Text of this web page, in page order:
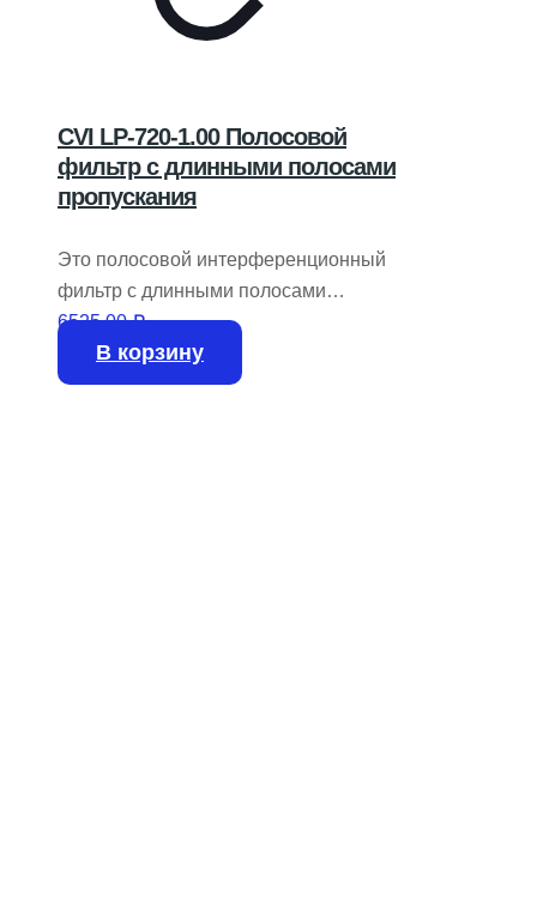
CVI LP-720-1.00 Полосовой
фильтр с длинными полосами
пропускания
Это полосовой интерференционный
фильтр с длинными полосами
пропускания CVI LP-720-1.00 7246.
Характеристики: – Диаметр 1 дюйм –
Проход 720 – 2500 нм – без покрытия
6525,00₽
В корзину